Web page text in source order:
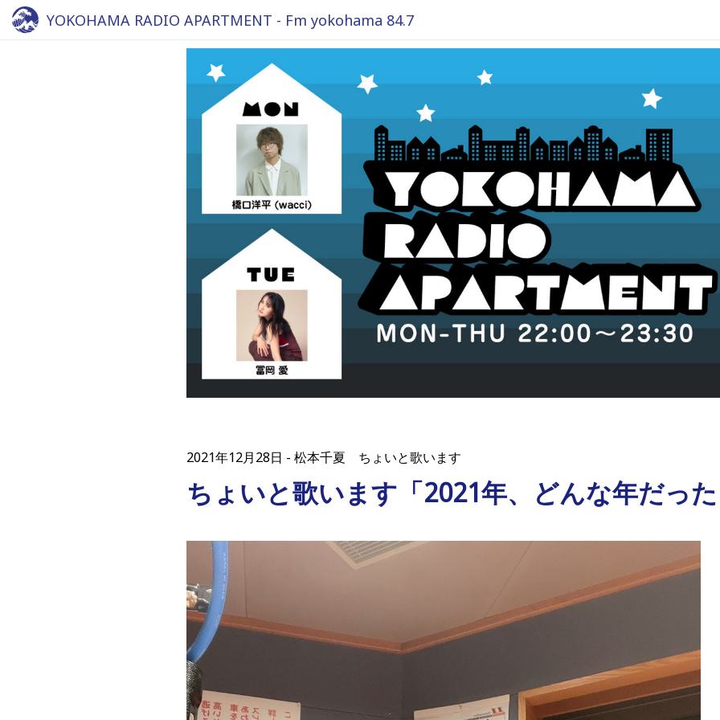
YOKOHAMA RADIO APARTMENT - Fm yokohama 84.7
2021年12月28日 松本千夏 ちょいと歌います
ちょいと歌います「2021年、どんな年だっ